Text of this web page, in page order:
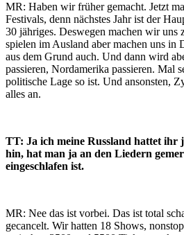
MR: Haben wir früher gemacht. Jetzt
Festivals, denn nächstes Jahr ist der
30 jähriges. Deswegen machen wir
spielen im Ausland aber machen uns in
aus dem Grund auch. Und dann wird
passieren, Nordamerika passieren. Mal
politische Lage so ist. Und ansonsten,
alles an.
TT: Ja ich meine Russland hattet ihr
hin, hat man ja an den Liedern
eingeschlafen ist.
MR: Nee das ist vorbei. Das ist total
gecancelt. Wir hatten 18 Shows,